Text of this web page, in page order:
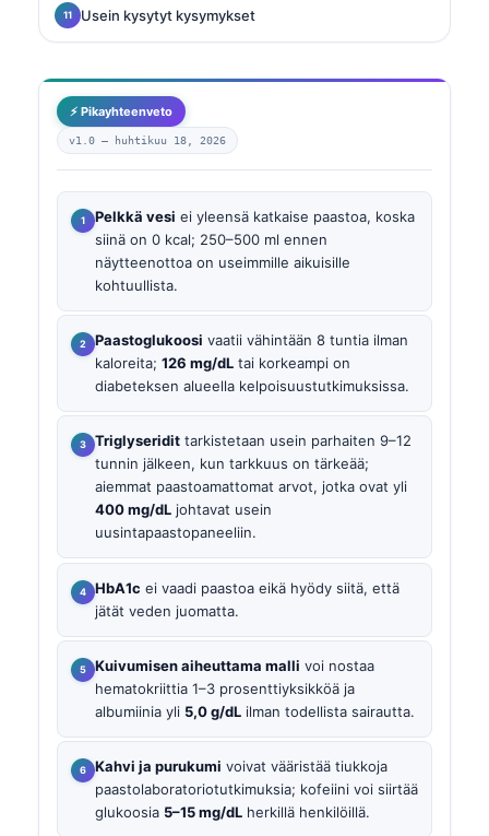
Usein kysytyt kysymykset
⚡ Pikayhteenveto
v1.0 — huhtikuu 18, 2026
Pelkkä vesi ei yleensä katkaise paastoa, koska
siinä on 0 kcal; 250–500 ml ennen
näytteenottoa on useimmille aikuisille
kohtuullista.
Paastoglukoosi vaatii vähintään 8 tuntia ilman
kaloreita; 126 mg/dL tai korkeampi on
diabeteksen alueella kelpoisuustutkimuksissa.
Triglyseridit tarkistetaan usein parhaiten 9–12
tunnin jälkeen, kun tarkkuus on tärkeää;
aiemmat paastoamattomat arvot, jotka ovat yli
400 mg/dL johtavat usein
uusintapaastopaneeliin.
HbA1c ei vaadi paastoa eikä hyödy siitä, että
jätät veden juomatta.
Kuivumisen aiheuttama malli voi nostaa
hematokriittia 1–3 prosenttiyksikköä ja
albumiinia yli 5,0 g/dL ilman todellista sairautta.
Kahvi ja purukumi voivat vääristää tiukkoja
paastolaboratoriotutkimuksia; kofeiini voi siirtää
glukoosia 5–15 mg/dL herkillä henkilöillä.